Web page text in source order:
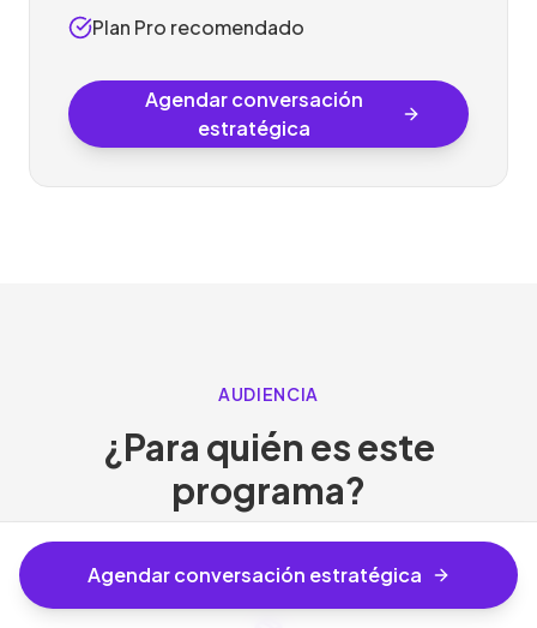
Plan Pro recomendado
Agendar conversación
estratégica
AUDIENCIA
¿Para quién es este
programa?
Agendar conversación estratégica